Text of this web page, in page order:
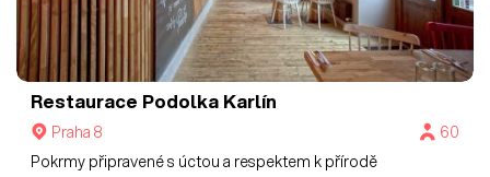
Restaurace Podolka Karlín
Praha 8
60
Pokrmy připravené s úctou a respektem k přírodě